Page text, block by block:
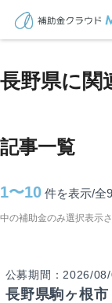
TOP > 補助金・助成金
長野県に関
記事一覧
1〜10 件を表示/全
中の補助金のみ選択表示
公募期間：2026/
長野県駒ヶ根